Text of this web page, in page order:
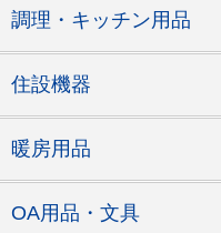
調理・キッチン用品
住設機器
暖房用品
OA用品・文具